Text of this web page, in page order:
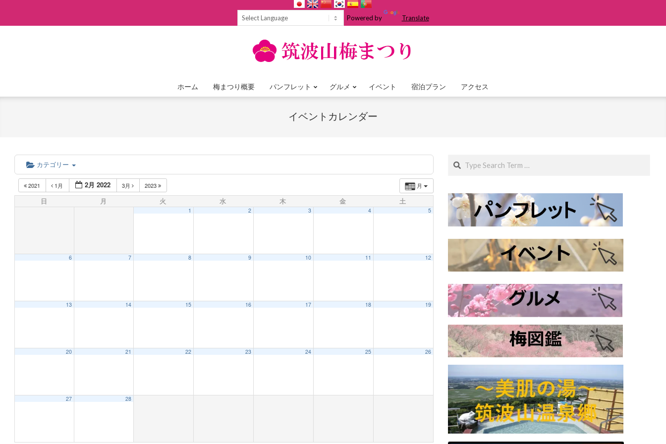
Powered by Translate
Primary
Menu
ホーム 梅まつり概要 パンフレット グルメ イベント 宿泊プラン アクセス
イベントカレンダー
カテゴリー
月
2021 1月 2月 2022 3月 2023
日 月 火 水 木 金 土
1 2 3 4 5
6 7 8 9 10 11 12
13 14 15 16 17 18 19
20 21 22 23 24 25 26
27 28
4:00 AM
Search